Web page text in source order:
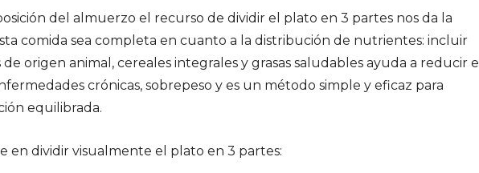
del almuerzo el recurso de dividir el plato en 3 partes nos da la
comida sea completa en cuanto a la distribución de nutrientes: incluir
origen animal, cereales integrales y grasas saludables ayuda a reducir el
crónicas, sobrepeso y es un método simple y eficaz para
equilibrada.
en dividir visualmente el plato en 3 partes: